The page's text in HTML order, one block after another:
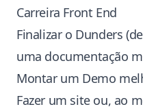
Carreira Front End
Finalizar o Dunders
uma documentação
Montar um Demo
Fazer um site ou, ao